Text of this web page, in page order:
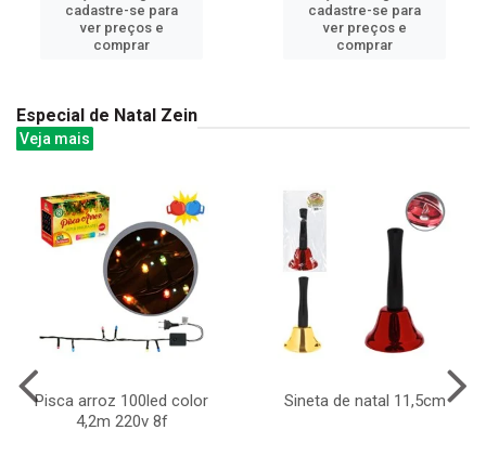
cadastre-se para
ver preços e
comprar
cadastre-se para
ver preços e
comprar
Especial de Natal Zein
Veja mais
Pisca arroz 100led color
4,2m 220v 8f
Sineta de natal 11,5cm